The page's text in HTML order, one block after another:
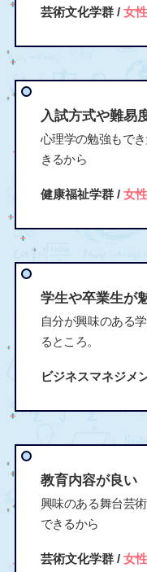
芸術文化学群 / 女性
入試方式や難易
心理学の勉強もで
きるから
健康福祉学群 / 女性
学生や卒業生が
自分が興味のある
るところ。
ビジネスマネジメ
教育内容が良い
興味のある舞台芸
できるから
芸術文化学群 / 女性